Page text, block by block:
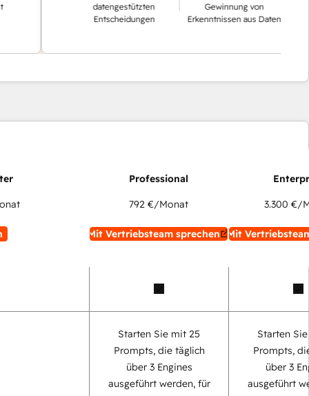
datengestützten
Entscheidungen
Gewinnung von
Erkenntnissen aus Daten
792 €/Monat
Mit Vertriebsteam sprechen
3.300 €/
Mit
Starten Sie mit 25
Prompts, die täglich
über 3 Engines
ausgeführt werden, für
Starten
Prompts,
über 3
ausgeführt